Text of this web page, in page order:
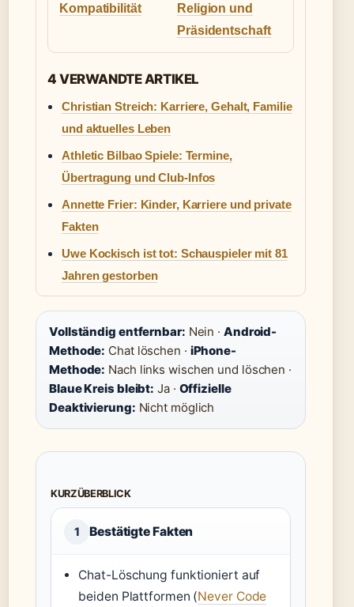
Kompatibilität
Religion und
Präsidentschaft
4 VERWANDTE ARTIKEL
Christian Streich: Karriere, Gehalt, Familie
und aktuelles Leben
Athletic Bilbao Spiele: Termine,
Übertragung und Club-Infos
Annette Frier: Kinder, Karriere und private
Fakten
Uwe Kockisch ist tot: Schauspieler mit 81
Jahren gestorben
Vollständig entfernbar: Nein · Android-
Methode: Chat löschen · iPhone-
Methode: Nach links wischen und löschen ·
Blaue Kreis bleibt: Ja · Offizielle
Deaktivierung: Nicht möglich
KURZÜBERBLICK
1 Bestätigte Fakten
Chat-Löschung funktioniert auf
beiden Plattformen (Never Code